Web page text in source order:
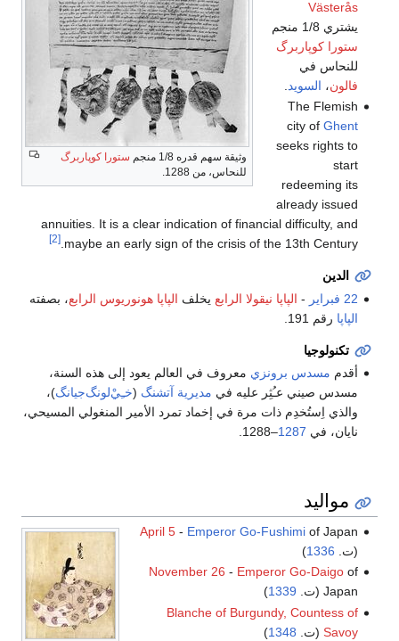
وثيقة سهم قدره 1/8 منجم
ستورا كوپاربرگ
للنحاس، من 1288.
Västerås
يشتري 1/8 منجم
ستورا كوپاربرگ
للنحاس في
فالون، السويد
The Flemish
city of Ghent
seeks rights to
start
redeeming its
already issued
annuities. It is a clear indication of financial difficulty, and
maybe an early sign of the crisis of the 13th Century.
[2]
الدين
22 فبراير
- الپاپا نيقولا الرابع يخلف الپاپا هونوريوس الرابع، بصفته
الپاپا رقم 191.
تكنولوجيا
أقدم مسدس برونزي معروف في العالم يعود إلى هذه السنة،
مسدس صيني عـُثِر عليه في مديرية آتشنگ (خـِيْ‌لونگ‌جيانگ)،
والذي اِستُخدِم ذات مرة في إخماد تمرد الأمير المنغولي المسيحي،
نايان، في 1287
–1288.
مواليد
April 5- Emperor Go-Fushimiof Japan
(ت. 1336
)
November 26 - Emperor Go-Daigoof
Japan (ت.
1339
)
Blanche of Burgundy, Countess of
Savoy (ت. 1348
)